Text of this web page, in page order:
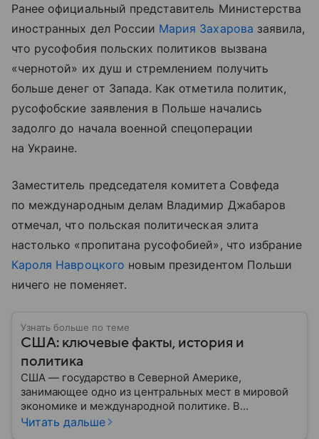
Ранее официальный представитель Министерства
иностранных дел России Мария Захарова заявила,
что русофобия польских политиков вызвана
«чернотой» их душ и стремлением получить
больше денег от Запада. Как отметила политик,
русофобские заявления в Польше начались
задолго до начала военной спецоперации
на Украине.
Заместитель председателя комитета Совфеда
по международным делам Владимир Джабаров
отмечал, что польская политическая элита
настолько «пропитана русофобией», что избрание
Кароля Навроцкого новым президентом Польши
ничего не поменяет.
Узнать больше по теме
США: ключевые факты, история и
политика
США — государство в Северной Америке,
занимающее одно из центральных мест в мировой
экономике и международной политике. В
материале — основные сведения об этой стране.
Читать дальше